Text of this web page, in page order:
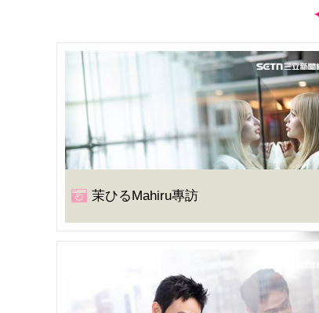
茉ひるMahiru專訪